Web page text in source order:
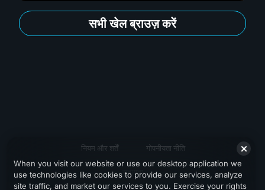
सभी खेल ब्राउज़ करें
नियम और शर्तें गोपनीयता नीति
सहायता
When you visit our website or use our desktop application we
use technologies like cookies to provide our services, analyze
site traffic, and market our services to you. Exercise your rights